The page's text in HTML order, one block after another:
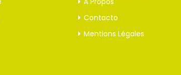
Contacto
Mentions Légales